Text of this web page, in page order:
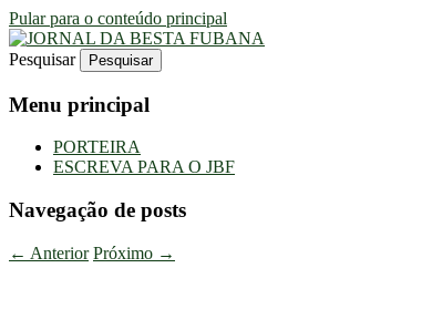
Pular para o conteúdo principal
JORNAL DA BESTA FUBANA
Uma Gazeta Escrota
Pesquisar
Menu principal
PORTEIRA
ESCREVA PARA O JBF
Navegação de posts
← Anterior Próximo →